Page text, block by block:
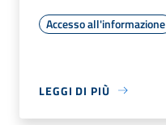
Accesso all'informazione
LEGGI DI PIÙ